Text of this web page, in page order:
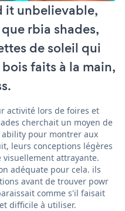
it unbelievable,
rbia shades,
de soleil qui
faits à la main,
activité lors de foires et
cherchait un moyen de
pour montrer aux
leurs conceptions légères
attrayante.
adéquate pour cela. ils
avant de trouver powr
comme s'il faisait
difficile à utiliser.